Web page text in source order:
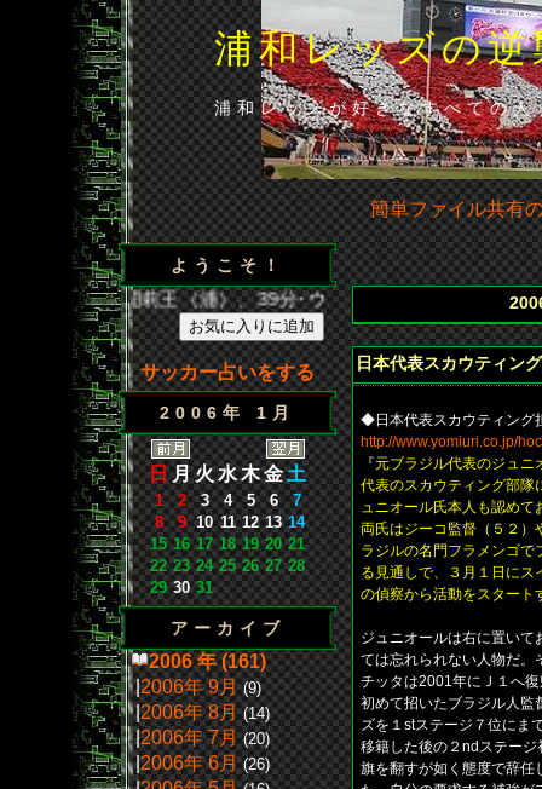
浦和レッズの
浦和レッズが好きなすべての
簡単ファイル共有
ようこそ！
35分･闘莉王（浦）、39分･ウェズレイ（広）、86分･
サッカー占いをする
2006年 1月
日 月火水木金土
1 2 3 4 5 6
7
8
9 10 11 12 13 14
15 16 17 18 19 20 21
22 23 24 25 26 27 28
29 30 31
アーカイブ
2006 年 (161)
|2006年 9月 (9)
|2006年 8月 (14)
|2006年 7月 (20)
|2006年 6月 (26)
日本代表スカウティン
◆日本代表スカウティング
http://www.yomiuri.co.jp/
『元ブラジル代表のジュニ
代表のスカウティング部隊
ュニオール氏本人も認め
両氏はジーコ監督（５２）
ラジルの名門フラメンゴ
る見通しで、３月１日に
の偵察から活動をスタート
ジュニオールは右に置い
ては忘れられない人物だ
チッタは2001年にＪ１へ
初めて招いたブラジル人監
ズを１stステージ７位にま
移籍した後の２ndステー
旗を翻すが如く態度で辞任